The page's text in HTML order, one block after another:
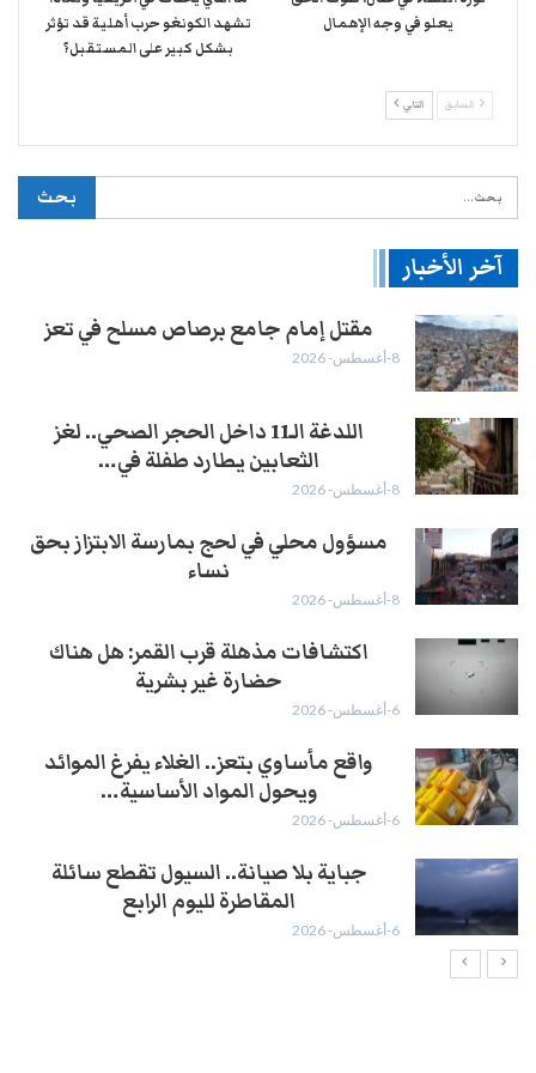
يعلو في وجه الإهمال
تشهد الكونغو حرب أهلية قد تؤثر
بشكل كبير على المستقبل؟
السابق التالي
آخر الأخبار
مقتل إمام جامع برصاص مسلح في تعز
8-أغسطس- 2026
اللدغة الـ11 داخل الحجر الصحي.. لغز
الثعابين يطارد طفلة في…
8-أغسطس- 2026
مسؤول محلي في لحج بمارسة الابتزاز بحق
نساء
8-أغسطس- 2026
اكتشافات مذهلة قرب القمر: هل هناك
حضارة غير بشرية
6-أغسطس- 2026
واقع مأساوي بتعز.. الغلاء يفرغ الموائد
ويحول المواد الأساسية…
6-أغسطس- 2026
جباية بلا صيانة.. السيول تقطع سائلة
المقاطرة لليوم الرابع
6-أغسطس- 2026